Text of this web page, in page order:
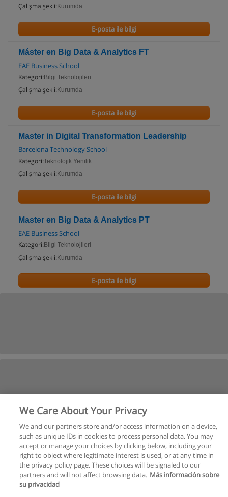
Çalışma şekli: Kurumda
E-posta ile bilgi
Máster en Big Data & Analytics FT
EAE Business School
Kategori: Bilgi Teknolojileri
Çalışma şekli: Kurumda
E-posta ile bilgi
Master in Digital Transformation Leadership
Barcelona Technology School
Kategori:Teknolojik Yenilik
Çalışma şekli: Kurumda
E-posta ile bilgi
Master en Big Data & Analytics PT
EAE Business School
Kategori: Bilgi Teknolojileri
Çalışma şekli: Kurumda
E-posta ile bilgi
We Care About Your Privacy
We and our partners store and/or access information on a device,
such as unique IDs in cookies to process personal data. You may
accept or manage your choices by clicking below, including your
right to object where legitimate interest is used, or at any time in
the privacy policy page. These choices will be signaled to our
partners and will not affect browsing data. Más información sobre
su privacidad